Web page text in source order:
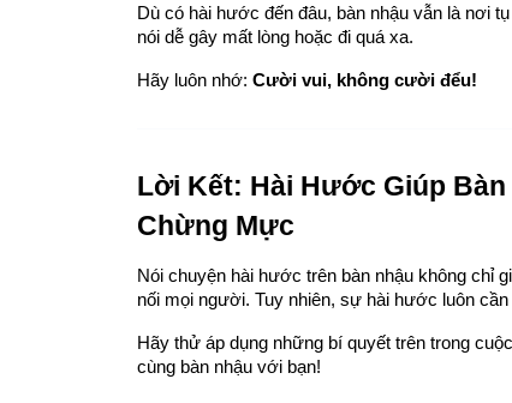
Dù có hài hước đến đâu, bàn nhậu vẫn là nơi
nói dễ gây mất lòng hoặc đi quá xa.
Hãy luôn nhớ: Cười vui, không cười đểu!
Lời Kết: Hài Hước Giúp
Chừng Mực
Nói chuyện hài hước trên bàn nhậu không chỉ
nối mọi người. Tuy nhiên, sự hài hước luôn
Hãy thử áp dụng những bí quyết trên trong
cùng bàn nhậu với bạn!